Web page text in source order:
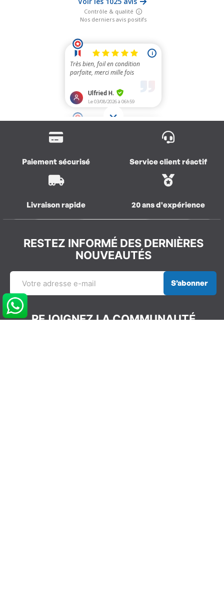
Paiement sécurisé Service client réactif
Livraison rapide 20 ans d'expérience
RESTEZ INFORMÉ DES DERNIÈRES
NOUVEAUTÉS
S’abonner
REJOIGNEZ LA COMMUNAUTÉ